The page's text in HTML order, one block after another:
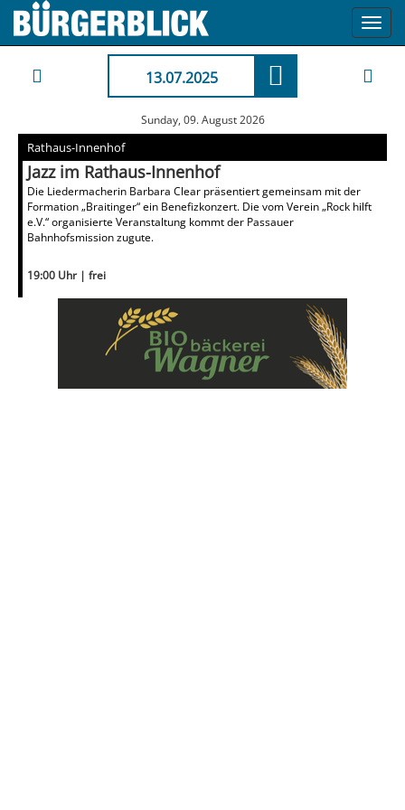
13.07.2025
Sunday, 09. August 2026
Rathaus-Innenhof
Jazz im Rathaus-Innenhof
Die Liedermacherin Barbara Clear präsentiert gemeinsam mit der
Formation „Braitinger“ ein Benefizkonzert. Die vom Verein „Rock hilft
e.V.“ organisierte Veranstaltung kommt der Passauer
Bahnhofsmission zugute.
19:00 Uhr | frei